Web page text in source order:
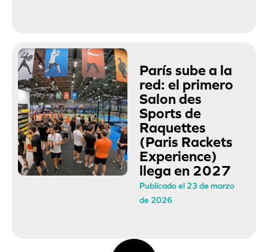
París sube a la
red: el primero
Salon des
Sports de
Raquettes
(Paris Rackets
Experience)
llega en 2027
Publicado el 23 de marzo
de 2026